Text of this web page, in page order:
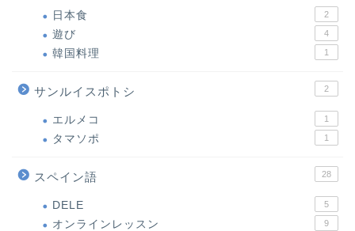
日本食 2
遊び 4
韓国料理 1
サンルイスポトシ 2
エルメコ 1
タマソポ 1
スペイン語 28
DELE 5
オンラインレッスン 9